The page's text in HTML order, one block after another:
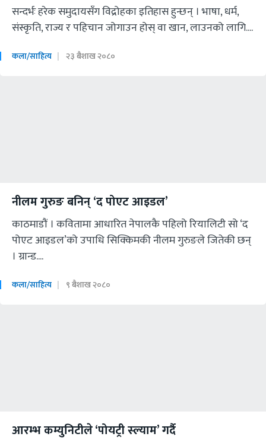
सन्दर्भः हरेक समुदायसँग विद्रोहका इतिहास हुन्छन् । भाषा, धर्म,
संस्कृति, राज्य र पहिचान जोगाउन होस् वा खान, लाउनको लागि....
कला/साहित्य २३ बैशाख २०८०
नीलम गुरुङ‍ बनिन् ‘द पोएट आइडल’
काठमाडौं । कवितामा आधारित नेपालकै पहिलो रियालिटी सो ‘द
पोएट आइडल’को उपाधि सिक्किमकी नीलम गुरुङले जितेकी छन्
। ग्रान्ड....
कला/साहित्य ९ बैशाख २०८०
आरम्भ कम्युनिटीले ‘पोयट्री स्ल्याम’ गर्दै